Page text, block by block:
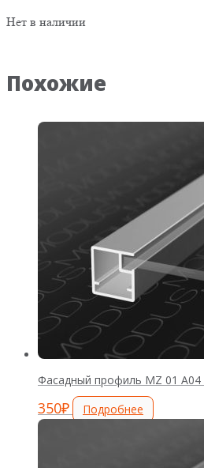
Нет в наличии
Похожие
Фасадный профиль MZ 01 А04
350₽ Подробнее